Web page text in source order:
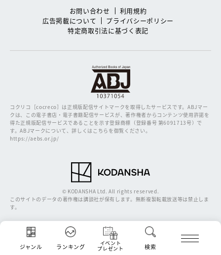
ジャンル ランキング イベント
プレゼント 検索
お問い合わせ
利用規約
広告掲載について
プライバシーポリシー
特定商取引法に基づく表記
コクリコ［cocreco］は正規版配信サイトマークを取得したサービスです。ABJマー
クは、この電子書店・電子書籍配信サービスが、著作権者からコンテンツ使用許諾を
得た正規版配信サービスであることを示す登録商標（登録番号 第6091713号）で
す。ABJマークについて、詳しくはこちらを御覧ください。
https://aebs.or.jp/
© KODANSHA Ltd. All rights reserved.
このサイトのデータの著作権は講談社が保有します。無断複製転載放送等は禁止しま
す。